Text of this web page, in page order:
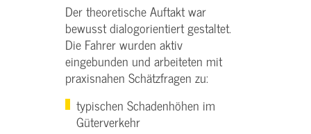
Der theoretische Auftakt war
bewusst dialogorientiert gestaltet.
Die Fahrer wurden aktiv
eingebunden und arbeiteten mit
praxisnahen Schätzfragen zu:
typischen Schadenhöhen im
Güterverkehr